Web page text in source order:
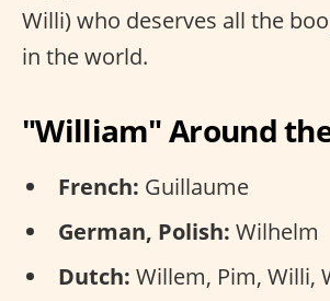
Willi) who deserves all the
in the world.
"William" Around
French: Guillaume
German, Polish: Wilhelm
Dutch: Willem, Pim, Willi,